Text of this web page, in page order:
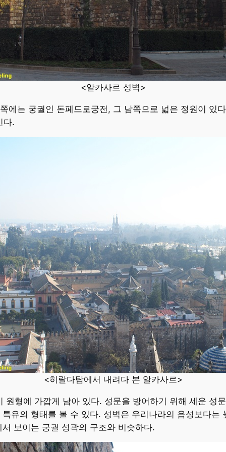
<알카사르 성벽>
에는 궁궐인 돈페드로궁전, 그 남쪽으로 넓은 정원이 있
다.
<히랄다탑에서 내려다 본 알카사르>
원형에 가깝게 남아 있다. 성문을 방어하기 위해 세운 성
유의 형태를 볼 수 있다. 성벽은 우리나라의 읍성보다는
보이는 궁궐 성곽의 구조와 비슷하다.